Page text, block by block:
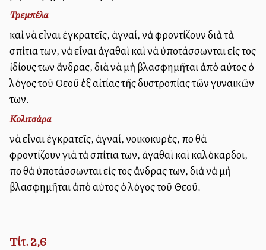
Τρεμπέλα
καὶ νὰ εἶναι ἐγκρατεῖς, ἁγναί, νὰ φροντίζουν διὰ τὰ
σπίτια των, νὰ εἶναι ἀγαθαὶ καὶ νὰ ὑποτάσσωνται εἰς τοὺς
ἰδίους των ἄνδρας, διὰ νὰ μὴ βλασφημῆται ἀπὸ αὐτοὺς ὁ
λόγος τοῦ Θεοῦ ἐξ αἰτίας τῆς δυστροπίας τῶν γυναικῶν
των.
Κολιτσάρα
νὰ εἶναι ἐγκρατεῖς, ἁγναί, νοικοκυρές, ποὺ θὰ
φροντίζουν γιὰ τὰ σπίτια των, ἀγαθαὶ καὶ καλόκαρδοι,
ποὺ θὰ ὑποτάσσωνται εἰς τοὺς ἄνδρας των, διὰ νὰ μὴ
βλασφημῆται ἀπὸ αὐτοὺς ὁ λόγος τοῦ Θεοῦ.
Τίτ. 2,6